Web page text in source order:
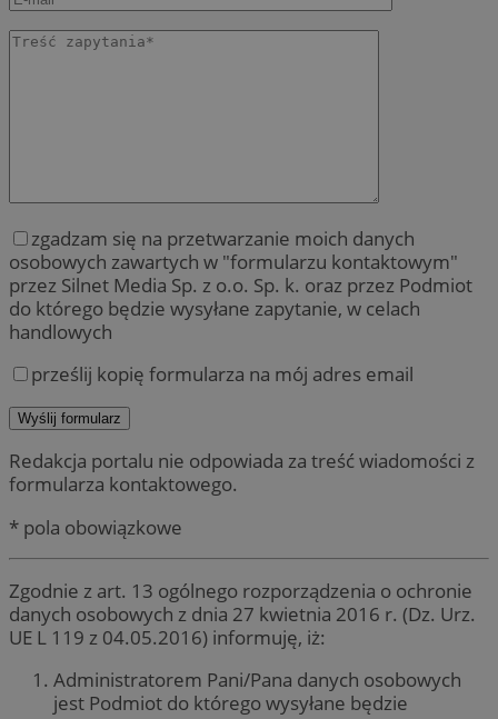
zgadzam się na przetwarzanie moich danych
osobowych zawartych w "formularzu kontaktowym"
przez Silnet Media Sp. z o.o. Sp. k. oraz przez Podmiot
do którego będzie wysyłane zapytanie, w celach
handlowych
prześlij kopię formularza na mój adres email
Redakcja portalu nie odpowiada za treść wiadomości z
formularza kontaktowego.
* pola obowiązkowe
Zgodnie z art. 13 ogólnego rozporządzenia o ochronie
danych osobowych z dnia 27 kwietnia 2016 r. (Dz. Urz.
UE L 119 z 04.05.2016) informuję, iż:
Administratorem Pani/Pana danych osobowych
jest Podmiot do którego wysyłane będzie